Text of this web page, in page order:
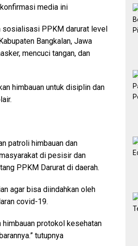
media ini
sosialisasi PPKM darurat level
Bangkalan, Jawa
mencuci tangan, dan
himbauan untuk disiplin dan
patroli himbauan dan
di pesisir dan
PPKM Darurat di daerah.
agar bisa diindahkan oleh
covid-19.
himbauan protokol kesehatan
tutupnya